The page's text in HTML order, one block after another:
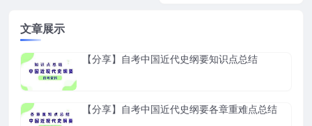
文章展示
【分享】自考中国近代史纲要知识点总结
【分享】自考中国近代史纲要各章重难点总结